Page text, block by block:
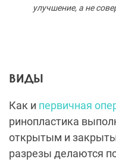
улучшение, а не
ВИДЫ
Как и первичная
ринопластика
открытым и
разрезы делаются